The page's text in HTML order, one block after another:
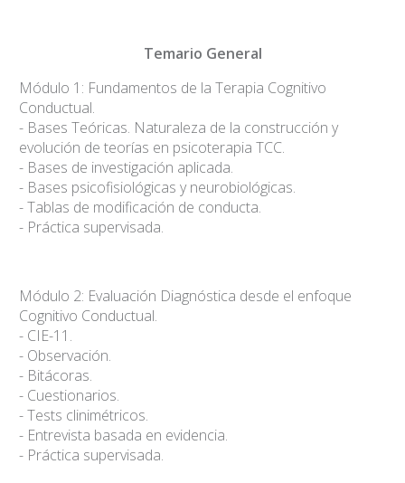
Temario General
Módulo 1: Fundamentos de la Terapia Cognitivo
Conductual.
- Bases Teóricas. Naturaleza de la construcción y
evolución de teorías en psicoterapia TCC.
- Bases de investigación aplicada.
- Bases psicofisiológicas y neurobiológicas.
- Tablas de modificación de conducta.
- Práctica supervisada.
Módulo 2: Evaluación Diagnóstica desde el enfoque
Cognitivo Conductual.
- CIE-11.
- Observación.
- Bitácoras.
- Cuestionarios.
- Tests clinimétricos.
- Entrevista basada en evidencia.
- Práctica supervisada.